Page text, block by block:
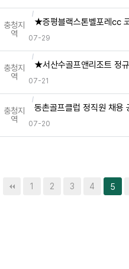
충청지
역
★증평블랙스톤벨포레cc
07-29
충청지
역
★서산수골프앤리조트 정
07-21
충청지
역
동촌골프클럽 정직원 채용
07-20
1 2 3 4 5